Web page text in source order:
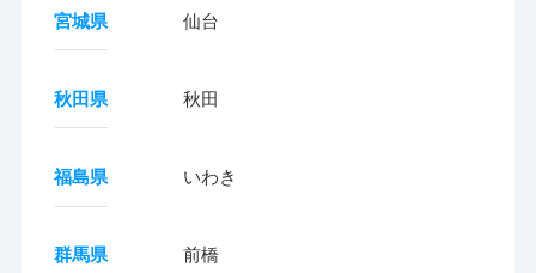
宮城県 仙台
秋田県 秋田
福島県 いわき
群馬県 前橋